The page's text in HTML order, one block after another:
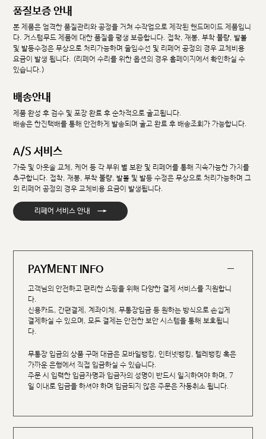
품질보증 안내
본 제품은 엄격한 품질관리와 공정을 거쳐 수작업으로 제작된 핸드메이드 제품입니
다. 커스텀무드 제품에 대한 품질을 평생 보증합니다. 접착, 재봉, 부착 불량, 발볼
및 발등수정은 무상으로 처리가능하며 줄임수선 및 리페어 공정의 경우 교체비용
요금이 발생 됩니다. (리페어 수리를 위한 옵션의 경우 홈페이지에서 확인하실 수
있습니다.)
배송안내
제품 완성 후 검수 및 포장 완료 후 순차적으로 출고됩니다.
배송은 한진택배를 통해 안전하게 발송되며 출고 완료 후 배송조회가 가능합니다.
A/S 서비스
가죽 및 아웃솔 교체, 케어 등 각 부위 별 보완 및 리페어를 통해 지속가능한 가치를
추구합니다. 접착, 재봉, 부착 불량, 발볼 및 발등 수정은 무상으로 처리가능하며 그
외 리페어 공정의 경우 교체비용 요금이 발생됩니다.
리페어 서비스 안내 →
PAYMENT INFO
고객님의 안전하고 편리한 쇼핑을 위해 다양한 결제 서비스를 지원합니
다.
신용카드, 간편결제, 계좌이체, 무통장입금 등 원하는 방식으로 손쉽게
결제하실 수 있으며, 모든 결제는 안전한 보안 시스템을 통해 보호됩니
다.
무통장 입금의 상품 구매 대금은 모바일뱅킹, 인터넷뱅킹, 텔레뱅킹 혹은
가까운 은행에서 직접 입금하실 수 있습니다.
주문 시 입력한 입금자명과 입금자의 성명이 반드시 일치하여야 하며, 7
일 이내로 입금을 하셔야 하며 입금되지 않은 주문은 자동취소 됩니다.